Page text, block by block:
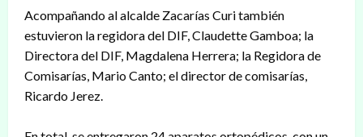
Acompañando al alcalde Zacarías Curi también
estuvieron la regidora del DIF, Claudette Gamboa; la
Directora del DIF, Magdalena Herrera; la Regidora de
Comisarías, Mario Canto; el director de comisarías,
Ricardo Jerez.